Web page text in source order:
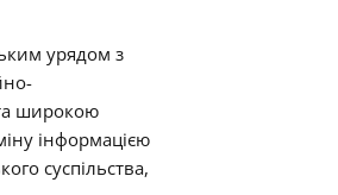
урядом з
широкою
інформацією
суспільства,